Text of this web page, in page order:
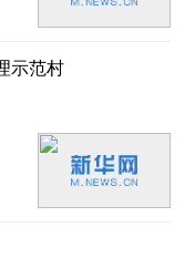
示范村